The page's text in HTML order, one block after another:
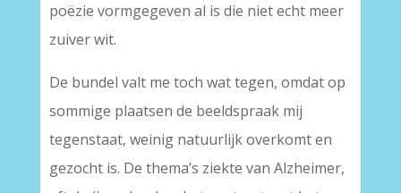
poëzie vormgegeven al is die niet echt meer
zuiver wit.
De bundel valt me toch wat tegen, omdat op
sommige plaatsen de beeldspraak mij
tegenstaat, weinig natuurlijk overkomt en
gezocht is. De thema’s ziekte van Alzheimer,